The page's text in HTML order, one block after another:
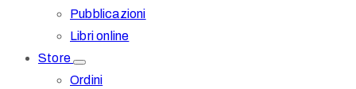
Pubblicazioni
Libri online
Store
Ordini